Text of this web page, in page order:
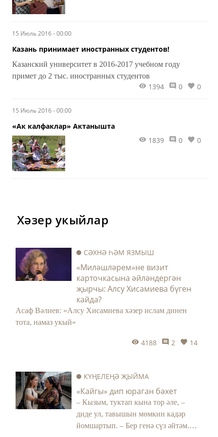
15 Июль 2016 - 00:00
Казань принимает иностранных студентов!
Казанский университет в 2016-2017 учебном году
примет до 2 тыс. иностранных студентов
1394 0 0
15 Июль 2016 - 00:00
​«Ак калфаклар» Актанышта
1839
0 0
Хәзер укыйлар
СӘХНӘ ҺӘМ ЯЗМЫШ
«Миләшләрем»не визит
карточкасына әйләндергән
җырчы: Алсу Хисамиева бүген
кайда?
Асаф Вәлиев: «Алсу Хисамиева хәзер ислам динен
тота, намаз укый»
4188 2 14
КҮҢЕЛЕҢӘ ҖЫЙМА
«Кайгы» дип юраган бәхет
– Кызым, туктап кына тор әле, –
диде ул, тавышын мөмкин кадәр
йомшартып. – Бер генә сүз әйтәм.